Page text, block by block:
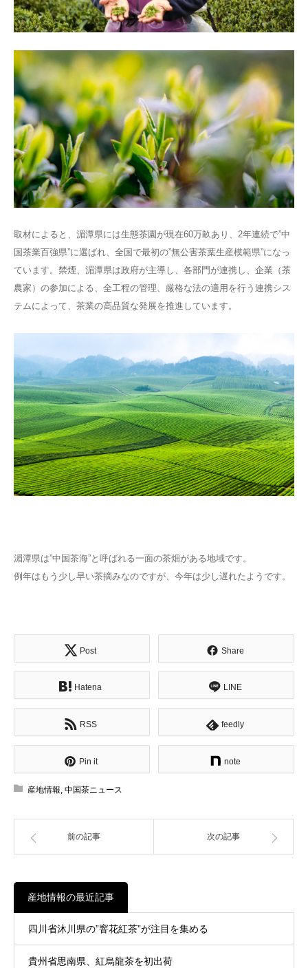
取材によると、湄潭県には生態茶園が現在60万畝あり、2年連続で”中
国茶業百強県”に選ばれ、全国で最初の”無公害茶葉生産模範県”になっ
ています。禁煙、湄潭県は政府が主導し、各部門が連携し、企業（茶
農家）の参加による、全工程の管理、厳格な法の適用を行う連携シス
テムによって、茶業の高品質な発展を推進しています。
湄潭県は”中国茶海”と呼ばれる一面の茶畑がある地域です。
例年はもう少し早い茶摘みなのですが、今年は少し遅れたようです。
Post Share
Hatena LINE
RSS feedly
Pin it note
産地情報, 中国茶ニュース
前の記事 次の記事
産地情報の最近記事
四川省沐川県の”窨花紅茶”が注目を集める
貴州省思南県、紅烏龍茶を初出荷